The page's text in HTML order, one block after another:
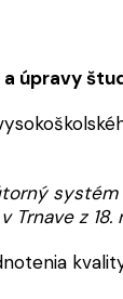
úpravy
Trnave z 18.